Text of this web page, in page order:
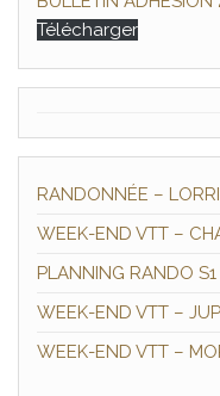
Télécharger
RANDONNÉE –
WEEK-END VTT –
PLANNING RANDO
WEEK-END VTT –
WEEK-END VTT –